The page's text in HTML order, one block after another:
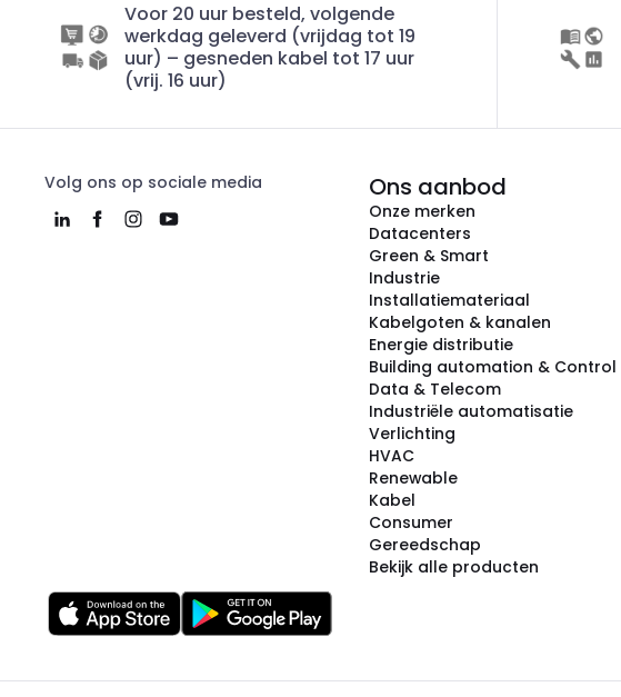
Voor 20 uur besteld, volgende
werkdag geleverd (vrijdag tot 19
uur) – gesneden kabel tot 17 uur
(vrij. 16 uur)
Volg ons op sociale media Ons aanbod
Onze merken
Datacenters
Green & Smart
Industrie
Installatiemateriaal
Kabelgoten & kanalen
Energie distributie
Building automation & Control
Data & Telecom
Industriële automatisatie
Verlichting
HVAC
Renewable
Kabel
Consumer
Gereedschap
Bekijk alle producten